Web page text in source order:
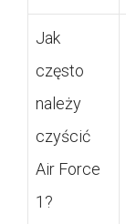
Jak
często
należy
czyścić
Air Force
1?